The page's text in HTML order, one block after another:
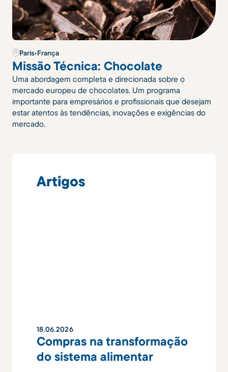
Paris•França
Missão Técnica: Chocolate
Uma abordagem completa e direcionada sobre o
mercado europeu de chocolates. Um programa
importante para empresários e profissionais que desejam
estar atentos às tendências, inovações e exigências do
mercado.
Artigos
18.06.2026
Compras na transformação
do sistema alimentar